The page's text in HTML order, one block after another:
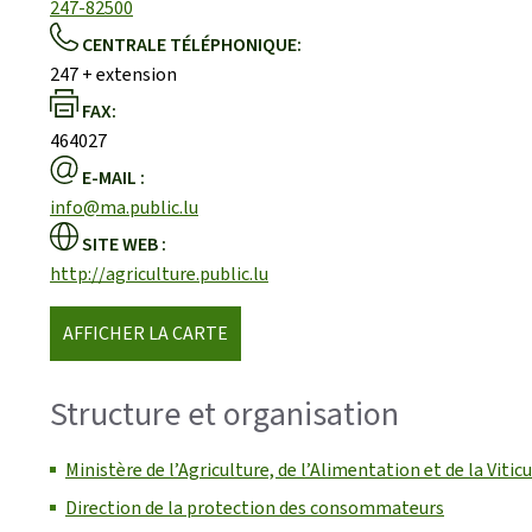
247-82500
CENTRALE TÉLÉPHONIQUE:
247 + extension
FAX:
464027
E-MAIL :
info@ma.public.lu
SITE WEB :
http://agriculture.public.lu
AFFICHER LA CARTE
Structure et organisation
Ministère de l’Agriculture, de l’Alimentation et de la
Direction de la protection des consommateurs